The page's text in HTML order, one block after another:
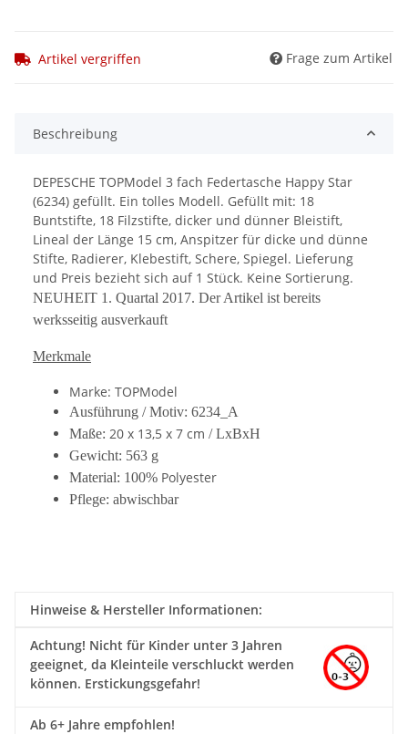
Artikel vergriffen Frage zum Artikel
Beschreibung
DEPESCHE TOPModel 3 fach Federtasche Happy Star
(6234) gefüllt. Ein tolles Modell. Gefüllt mit: 18
Buntstifte, 18 Filzstifte, dicker und dünner Bleistift,
Lineal der Länge 15 cm, Anspitzer für dicke und dünne
Stifte, Radierer, Klebestift, Schere, Spiegel. Lieferung
und Preis bezieht sich auf 1 Stück. Keine Sortierung.
NEUHEIT 1. Quartal 2017. Der Artikel ist bereits
werksseitig ausverkauft
Merkmale
Marke: TOPModel
Ausführung / Motiv: 6234_A
Maße: 20 x 13,5 x 7 cm / LxBxH
Gewicht: 563 g
Material: 100% Polyester
Pflege: abwischbar
Hinweise & Hersteller Informationen:
Achtung! Nicht für Kinder unter 3 Jahren
geeignet, da Kleinteile verschluckt werden
können. Erstickungsgefahr!
Ab 6+ Jahre empfohlen!